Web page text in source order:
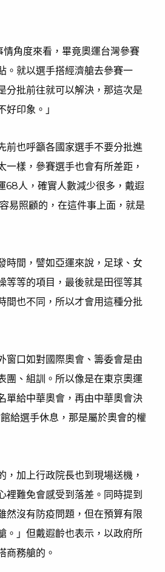
角度來看，畢竟奧運台灣參賽
。就以選手搭經濟艙去參賽一
分批前往就可以解決，那這次是
印象。」
前也呼籲各國家選手不要分批進
樣，參賽選手也會有所差距，
68人，確實人數減少很多，戴遐
易照顧的，在這件事上面，就是
時間，譬如亞運來說，足球、女
等等的項目，最後就是田徑等其
間也不同，所以才會用這種分批
窗口如對國際奧會、籌委會是由
團、組訓。所以像是在東京奧運
單給中華奧會，再由中華奧會決
給選手休息，那是屬於奧會的權
加上行政院長也到現場送機，
裡難免會感受到落差。同時提到
然沒有防疫問題，但在預算有限
。」但戴遐齡也表示，以政府所
商務艙的。